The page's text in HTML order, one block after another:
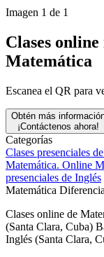
Imagen 1 de 1
Clases
Matemática
Escanea el QR para
Obtén más
¡Contáctenos ahora!
Categorías
Clases presenciales
Matemática. Online
presenciales de Inglés
Matemática
Clases online de
(Santa Clara, Cuba)
Inglés (Santa Clara,